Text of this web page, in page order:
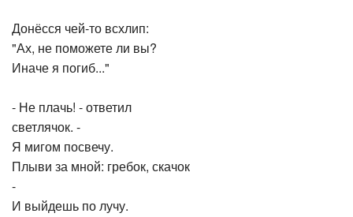
Донёсся чей-то всхлип:
"Ах, не поможете ли вы?
Иначе я погиб..."
- Не плачь! - ответил
светлячок. -
Я мигом посвечу.
Плыви за мной: гребок, скачок
-
И выйдешь по лучу.